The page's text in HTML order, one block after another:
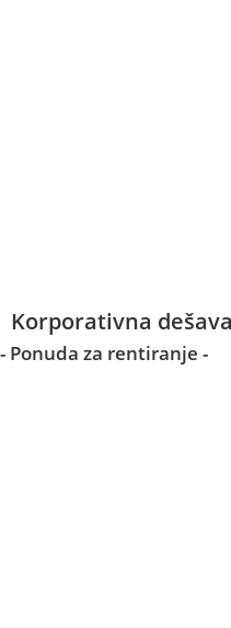
Korporativna
- Ponuda za rentiranje -